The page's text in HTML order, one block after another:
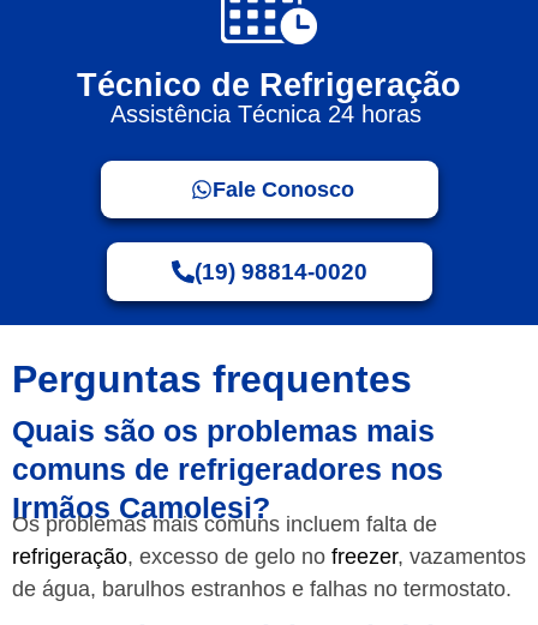
Técnico de Refrigeração
Assistência Técnica 24 horas
Fale Conosco
(19) 98814-0020
Perguntas frequentes
Quais são os problemas mais
comuns de refrigeradores nos
Irmãos Camolesi?
Os problemas mais comuns incluem falta de
refrigeração, excesso de gelo no freezer, vazamentos
de água, barulhos estranhos e falhas no termostato.